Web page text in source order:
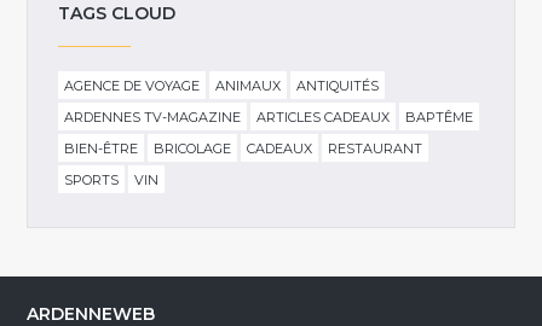
TAGS CLOUD
AGENCE DE VOYAGE ANIMAUX
ANTIQUITÉS
ARDENNES TV-MAGAZINE
ARTICLES CADEAUX
BAPTÊME
BIEN-ÊTRE
BRICOLAGE CADEAUX
RESTAURANT
SPORTS
VIN
ARDENNEWEB